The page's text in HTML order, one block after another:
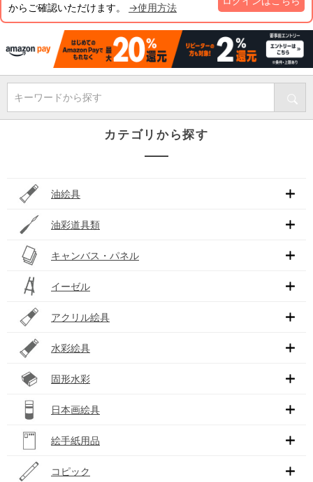
からご確認いただけます。 →使用方法
キーワードから探す
カテゴリから探す
油絵具
油彩道具類
キャンバス・パネル
イーゼル
アクリル絵具
水彩絵具
固形水彩
日本画絵具
絵手紙用品
コピック